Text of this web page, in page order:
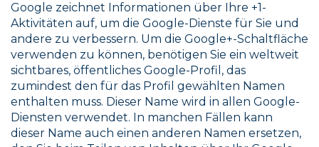
Google zeichnet Informationen über Ihre +1-
Aktivitäten auf, um die Google-Dienste für Sie und
andere zu verbessern. Um die Google+-Schaltfläche
verwenden zu können, benötigen Sie ein weltweit
sichtbares, öffentliches Google-Profil, das
zumindest den für das Profil gewählten Namen
enthalten muss. Dieser Name wird in allen Google-
Diensten verwendet. In manchen Fällen kann
dieser Name auch einen anderen Namen ersetzen,